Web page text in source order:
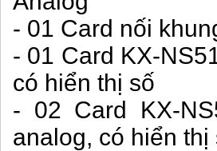
- 01 Card nối
- 01 Card KX-
có hiển thị số
- 02 Card KX-
analog, có hiển thị